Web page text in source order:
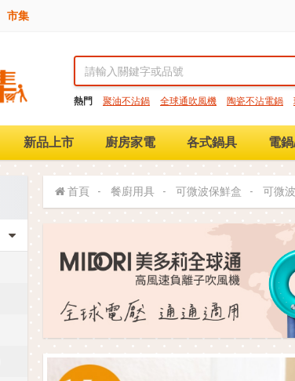
市集
熱門 聚油不沾鍋 全球通吹風機 陶瓷不沾電鍋
新品上市 廚房家電 各式鍋具 電
首頁 餐廚用具 可微波保鮮盒 可微
搜 尋